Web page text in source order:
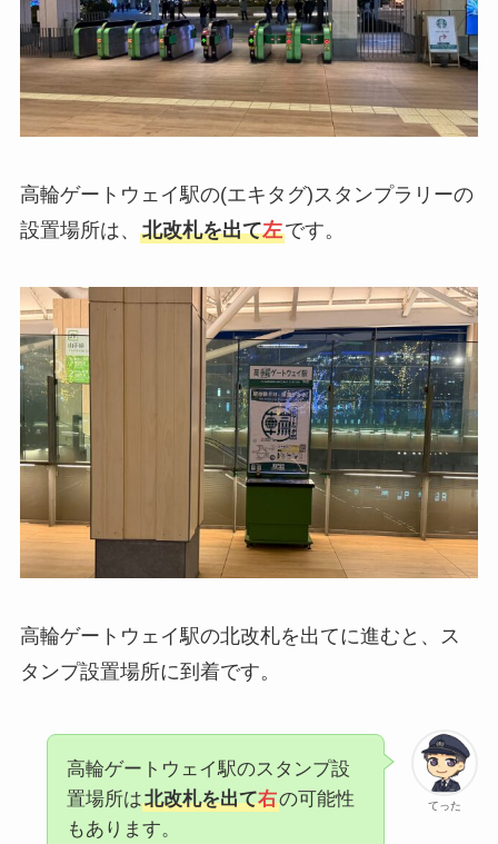
高輪ゲートウェイ駅の(エキタグ)スタンプラリーの
設置場所は、 北改札を出て左です。
高輪ゲートウェイ駅の北改札を出てに進むと、ス
タンプ設置場所に到着です。
てった
高輪ゲートウェイ駅のスタンプ設
置場所は北改札を出て右の可能性
もあります。